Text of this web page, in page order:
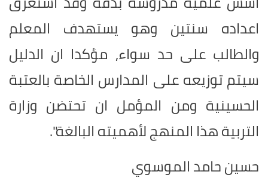
اعداده سنتين وهو يستهدف المعلم
والطالب على حد سواء, مؤكدا ان الدليل
سيتم توزيعه على المدارس الخاصة بالعتبة
الحسينية ومن المؤمل ان تحتضن وزارة
التربية هذا المنهج لأهميته البالغة".
حسين حامد الموسوي